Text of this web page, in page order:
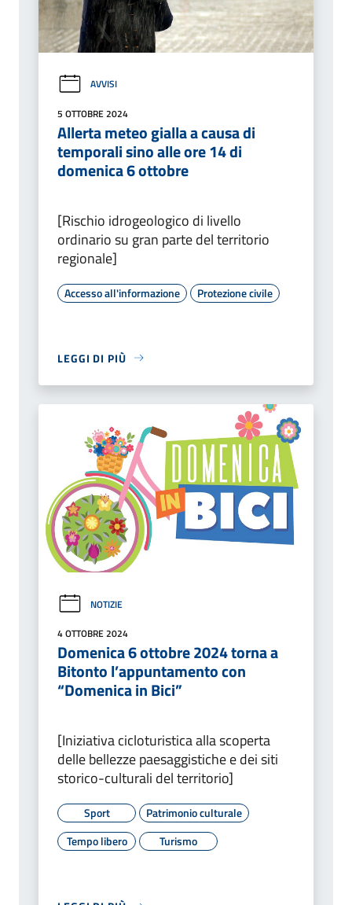
AVVISI
5 OTTOBRE 2024
Allerta meteo gialla a causa di
temporali sino alle ore 14 di
domenica 6 ottobre
[Rischio idrogeologico di livello
ordinario su gran parte del territorio
regionale]
Accesso all'informazione Protezione civile
LEGGI DI PIÙ
NOTIZIE
4 OTTOBRE 2024
Domenica 6 ottobre 2024 torna a
Bitonto l’appuntamento con
“Domenica in Bici”
[Iniziativa cicloturistica alla scoperta
delle bellezze paesaggistiche e dei siti
storico-culturali del territorio]
Sport
Patrimonio culturale
Tempo libero
Turismo